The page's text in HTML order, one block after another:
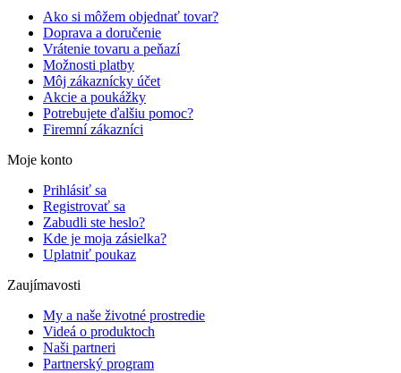
Ako si môžem objednať tovar?
Doprava a doručenie
Vrátenie tovaru a peňazí
Možnosti platby
Môj zákaznícky účet
Akcie a poukážky
Potrebujete ďalšiu pomoc?
Firemní zákazníci
Moje konto
Prihlásiť sa
Registrovať sa
Zabudli ste heslo?
Kde je moja zásielka?
Uplatniť poukaz
Zaujímavosti
My a naše životné prostredie
Videá o produktoch
Naši partneri
Partnerský program